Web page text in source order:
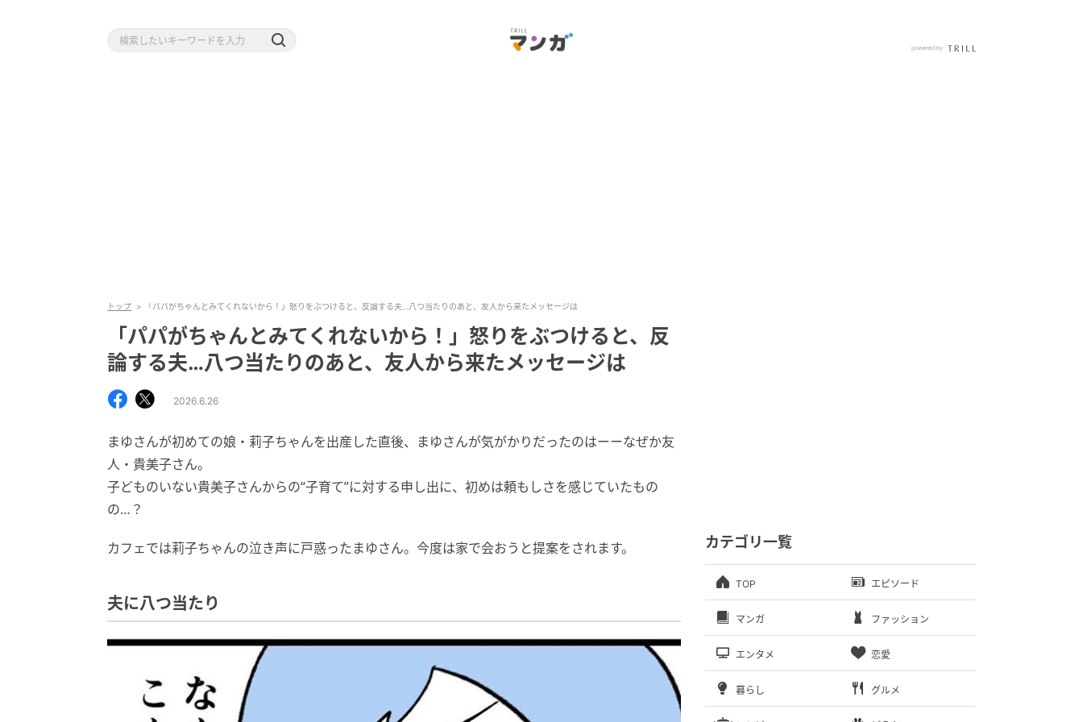
トップ 「パパがちゃんとみてくれないから！」怒りをぶつけると、反論する夫…八つ当たりのあと、友人から来たメッセージは
「パパがちゃんとみてくれないから！」怒りをぶつけると、反
論する夫…八つ当たりのあと、友人から来たメッセージは
2026.6.26
まゆさんが初めての娘・莉子ちゃんを出産した直後、まゆさんが気がかりだったのはーーなぜか友
人・貴美子さん。
子どものいない貴美子さんからの“子育て”に対する申し出に、初めは頼もしさを感じていたもの
の…？
カフェでは莉子ちゃんの泣き声に戸惑ったまゆさん。今度は家で会おうと提案をされます。
夫に八つ当たり
カテゴリ一覧
TOP エピソード
マンガ ファッション
エンタメ 恋愛
暮らし グルメ